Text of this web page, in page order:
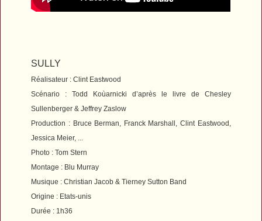
SULLY
Réalisateur : Clint Eastwood
Scénario : Todd Koùarnicki d’après le livre de Chesley
Sullenberger & Jeffrey Zaslow
Production : Bruce Berman, Franck Marshall, Clint Eastwood,
Jessica Meier, ...
Photo : Tom Stern
Montage : Blu Murray
Musique : Christian Jacob & Tierney Sutton Band
Origine : Etats-unis
Durée : 1h36